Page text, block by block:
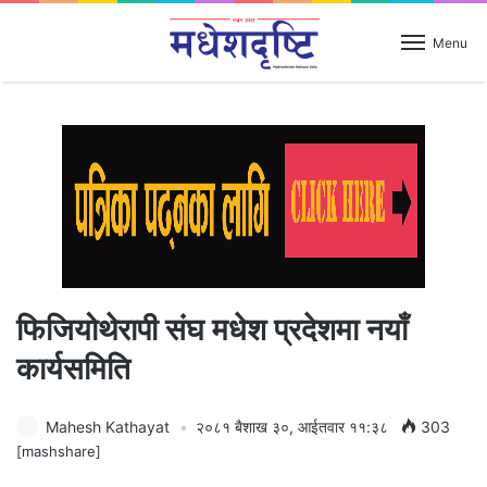
Menu
फिजियोथेरापी संघ मधेश प्रदेशमा नयाँ
कार्यसमिति
Mahesh Kathayat २०८१ बैशाख ३०, आईतवार ११:३८ 303
[mashshare]